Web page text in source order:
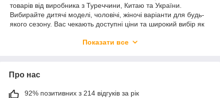
товарів від виробника з Туреччини, Китаю та України.
Вибирайте дитячі моделі, чоловічі, жіночі варіанти для будь-
якого сезону. Вас чекають доступні ціни та широкий вибір як
потрібно організувати поїздки і наймати транспорт. Всі товари
вартості. Вам залишилося вибрати потрібні позиції, оплатити
їх вартість зручним способом із запропонованих і чекати
доставку. Замовлення оптом доставляються по Києву,
Показати все
Про нас
92% позитивних з 214 відгуків за рік